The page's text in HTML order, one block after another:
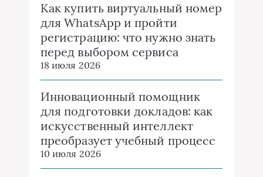
Как купить виртуальный номер
для WhatsApp и пройти
регистрацию: что нужно знать
перед выбором сервиса
18 июля 2026
Инновационный помощник
для подготовки докладов: как
искусственный интеллект
преобразует учебный процесс
10 июля 2026